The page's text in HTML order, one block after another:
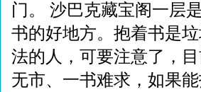
门。 沙巴克藏宝阁一层
书的好地方。抱着书是
法的人，可要注意了，
无市、一书难求，如果